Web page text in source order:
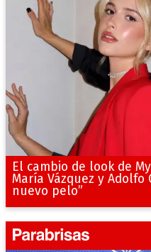
El cambio de look de
María Vázquez y Adolfo
nuevo pelo”